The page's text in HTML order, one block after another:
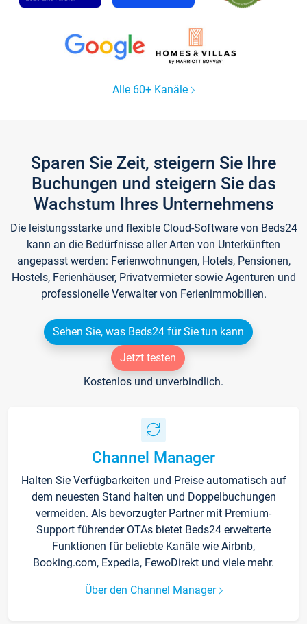
Alle 60+ Kanäle
Sparen Sie Zeit, steigern Sie Ihre
Buchungen und steigern Sie das
Wachstum Ihres Unternehmens
Die leistungsstarke und flexible Cloud-Software von Beds24
kann an die Bedürfnisse aller Arten von Unterkünften
angepasst werden: Ferienwohnungen, Hotels, Pensionen,
Hostels, Ferienhäuser, Privatvermieter sowie Agenturen und
professionelle Verwalter von Ferienimmobilien.
Sehen Sie, was Beds24 für Sie tun kann
Jetzt testen
Kostenlos und unverbindlich.
Channel Manager
Halten Sie Verfügbarkeiten und Preise automatisch auf
dem neuesten Stand halten und Doppelbuchungen
vermeiden. Als bevorzugter Partner mit Premium-
Support führender OTAs bietet Beds24 erweiterte
Funktionen für beliebte Kanäle wie Airbnb,
Booking.com, Expedia, FewoDirekt und viele mehr.
Über den Channel Manager